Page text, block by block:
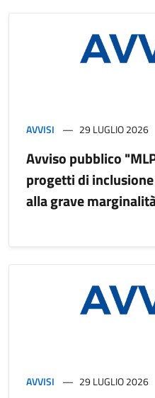
AVVISI 29 LUGLIO 2026
Avviso pubblico
progetti di
alla grave
AVVISI 29 LUGLIO 2026